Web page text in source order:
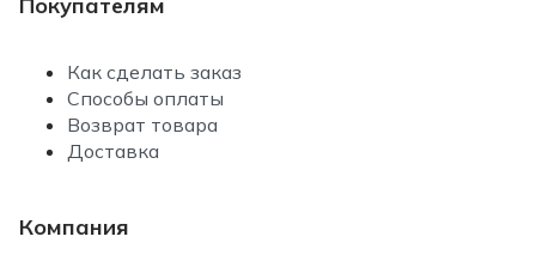
Как сделать заказ
Способы оплаты
Возврат товара
Доставка
Компания